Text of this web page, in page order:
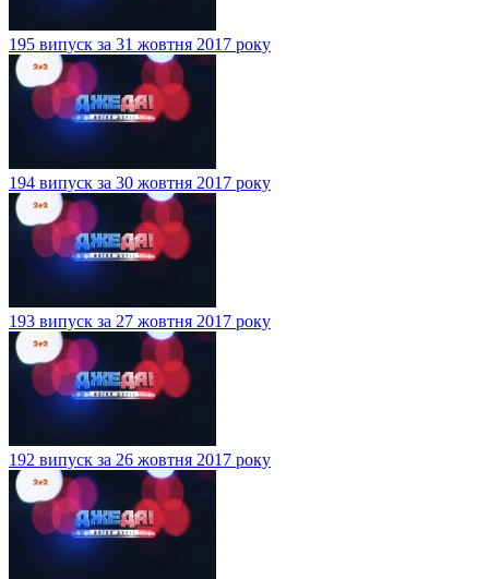
195 випуск за 31 жовтня 2017 року
194 випуск за 30 жовтня 2017 року
193 випуск за 27 жовтня 2017 року
192 випуск за 26 жовтня 2017 року